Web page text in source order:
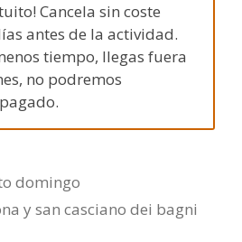
Cancela sin coste
antes de la actividad.
tiempo, llegas fuera
no podremos
domingo
y san casciano dei bagni